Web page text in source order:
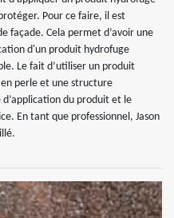
Pour ce faire, il est
façade. Cela permet d’avoir une
d'un produit hydrofuge
Le fait d’utiliser un produit
perle et une structure
du produit et le
En tant que professionnel, Jason